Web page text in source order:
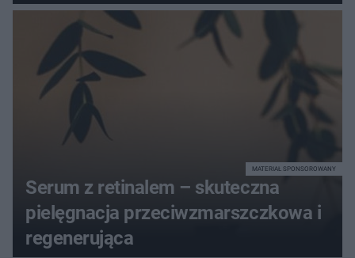
dotrzymał słowa?
Serum z retinalem – skuteczna
pielęgnacja przeciwzmarszczkowa i
regenerująca
MATERIAŁ SPONSOROWANY